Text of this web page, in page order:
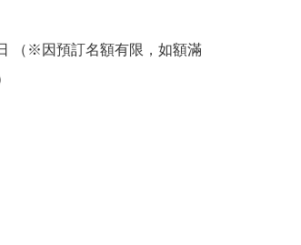
（※因預訂名額有限，如額滿